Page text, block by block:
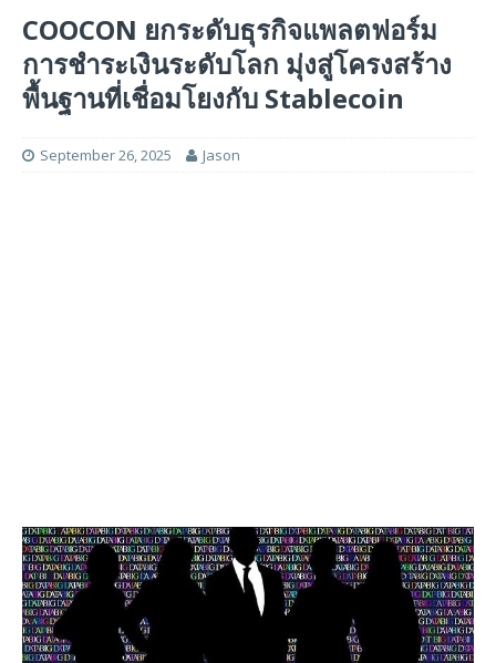
COOCON ยกระดับธุรกิจแพลตฟอร์ม
การชำระเงินระดับโลก มุ่งสู่โครงสร้าง
พื้นฐานที่เชื่อมโยงกับ Stablecoin
September 26, 2025 Jason